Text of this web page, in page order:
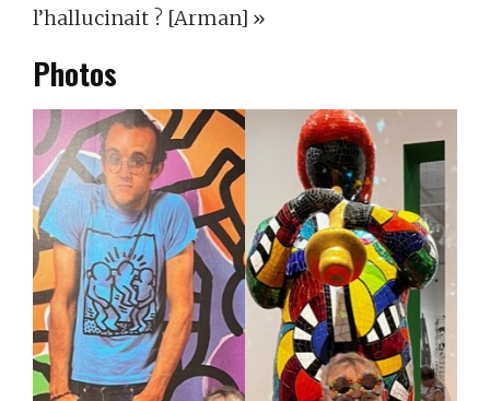
l’hallucinait ? [Arman] »
Photos